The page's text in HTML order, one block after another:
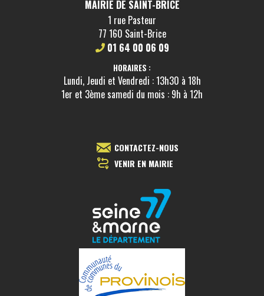
MAIRIE DE SAINT-BRICE
1 rue Pasteur
77 160 Saint-Brice
01 64 00 06 09
HORAIRES :
Lundi, Jeudi et Vendredi : 13h30 à 18h
1er et 3ème samedi du mois : 9h à 12h
CONTACTEZ-NOUS
VENIR EN MAIRIE